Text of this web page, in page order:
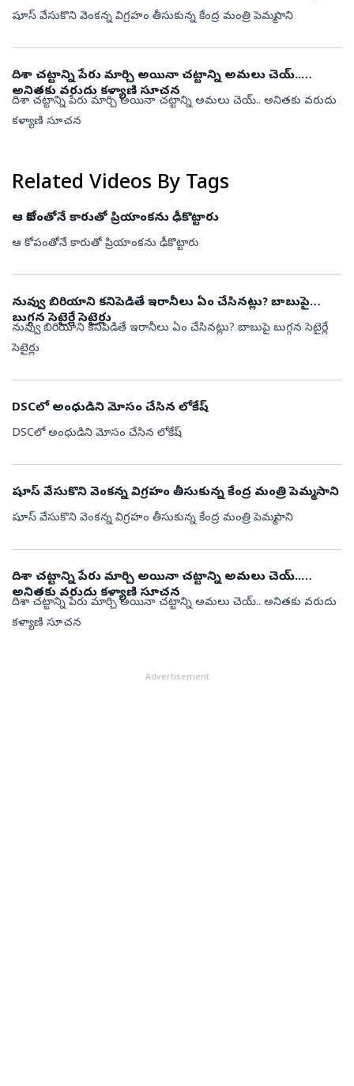
షూస్ వేసుకొని వెంకన్న విగ్రహం తీసుకున్న కేంద్ర మంత్రి పెమ్మసాని
దిశా చట్టాన్ని పేరు మార్చి అయినా చట్టాన్ని అమలు చెయ్..
అనితకు వరుదు కళ్యాణి సూచన
దిశా చట్టాన్ని పేరు మార్చి అయినా చట్టాన్ని అమలు చెయ్.. అనితకు వరుదు
కళ్యాణి సూచన
Related Videos By Tags
ఆ కోపంతోనే కారుతో ప్రియాంకను ఢీకొట్టారు
ఆ కోపంతోనే కారుతో ప్రియాంకను ఢీకొట్టారు
నువ్వు బిరియాని కనిపెడితే ఇరానీలు ఏం చేసినట్లు? బాబుపై
బుగ్గన సెటైర్లే సెటైర్లు
నువ్వు బిరియాని కనిపెడితే ఇరానీలు ఏం చేసినట్లు? బాబుపై బుగ్గన సెటైర్లే
సెటైర్లు
DSCలో అంధుడిని మోసం చేసిన లోకేష్
DSCలో అంధుడిని మోసం చేసిన లోకేష్
షూస్ వేసుకొని వెంకన్న విగ్రహం తీసుకున్న కేంద్ర మంత్రి పెమ్మసాని
షూస్ వేసుకొని వెంకన్న విగ్రహం తీసుకున్న కేంద్ర మంత్రి పెమ్మసాని
దిశా చట్టాన్ని పేరు మార్చి అయినా చట్టాన్ని అమలు చెయ్..
అనితకు వరుదు కళ్యాణి సూచన
దిశా చట్టాన్ని పేరు మార్చి అయినా చట్టాన్ని అమలు చెయ్.. అనితకు వరుదు
కళ్యాణి సూచన
Advertisement